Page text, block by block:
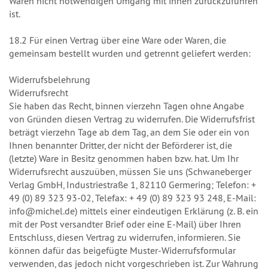
ist.
18.2 Für einen Vertrag über eine Ware oder Waren, die
gemeinsam bestellt wurden und getrennt geliefert werden:
Widerrufsbelehrung
Widerrufsrecht
Sie haben das Recht, binnen vierzehn Tagen ohne Angabe
von Gründen diesen Vertrag zu widerrufen. Die Widerrufsfrist
beträgt vierzehn Tage ab dem Tag, an dem Sie oder ein von
Ihnen benannter Dritter, der nicht der Beförderer ist, die
(letzte) Ware in Besitz genommen haben bzw. hat. Um Ihr
Widerrufsrecht auszuüben, müssen Sie uns (Schwaneberger
Verlag GmbH, Industriestraße 1, 82110 Germering; Telefon: +
49 (0) 89 323 93-02, Telefax: + 49 (0) 89 323 93 248, E-Mail:
info@michel.de) mittels einer eindeutigen Erklärung (z. B. ein
mit der Post versandter Brief oder eine E-Mail) über Ihren
Entschluss, diesen Vertrag zu widerrufen, informieren. Sie
können dafür das beigefügte Muster-Widerrufsformular
verwenden, das jedoch nicht vorgeschrieben ist. Zur Wahrung